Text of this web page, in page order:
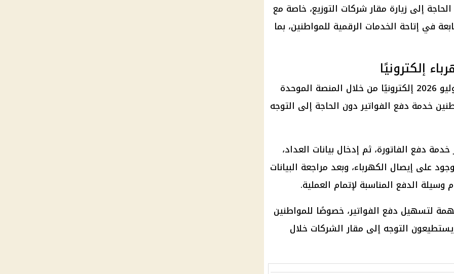
إلى زيارة مقار شركات التوزيع، خاصة مع
في إتاحة الخدمات الرقمية للمواطنين، بما
إلكترونيًا
شهر يوليو 2026 إلكترونيًا من خلال المنصة الموحدة
خدمة دفع الفواتير دون الحاجة إلى التوجه
دفع الفاتورة، ثم إدخال بيانات العداد،
على إيصال الكهرباء، وبعد مراجعة البيانات
الدفع المناسبة لإتمام العملية.
لتسهيل دفع الفواتير، خصوصًا للمواطنين
التوجه إلى مقار الشركات خلال